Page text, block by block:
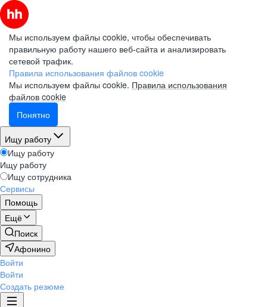
Мы используем файлы cookie, чтобы обеспечивать
правильную работу нашего веб-сайта и анализировать
сетевой трафик.
Правила использования файлов cookie
Мы используем файлы cookie. Правила использования
файлов cookie
Понятно
Ищу работу
Ищу работу
Ищу работу
Ищу сотрудника
Сервисы
Помощь
Ещё
Поиск
Афонино
Войти
Войти
Создать резюме